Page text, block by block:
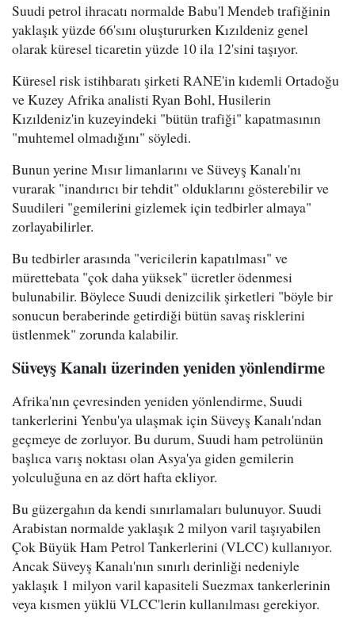
Suudi petrol ihracatı normalde Babu'l Mendeb trafiğinin
yaklaşık yüzde 66'sını oluştururken Kızıldeniz genel
olarak küresel ticaretin yüzde 10 ila 12'sini taşıyor.
Küresel risk istihbaratı şirketi RANE'in kıdemli Ortadoğu
ve Kuzey Afrika analisti Ryan Bohl, Husilerin
Kızıldeniz'in kuzeyindeki "bütün trafiği" kapatmasının
"muhtemel olmadığını" söyledi.
Bunun yerine Mısır limanlarını ve Süveyş Kanalı'nı
vurarak "inandırıcı bir tehdit" olduklarını gösterebilir ve
Suudileri "gemilerini gizlemek için tedbirler almaya"
zorlayabilirler.
Bu tedbirler arasında "vericilerin kapatılması" ve
mürettebata "çok daha yüksek" ücretler ödenmesi
bulunabilir. Böylece Suudi denizcilik şirketleri "böyle bir
sonucun beraberinde getirdiği bütün savaş risklerini
üstlenmek" zorunda kalabilir.
Süveyş Kanalı üzerinden yeniden yönlendirme
Afrika'nın çevresinden yeniden yönlendirme, Suudi
tankerlerini Yenbu'ya ulaşmak için Süveyş Kanalı'ndan
geçmeye de zorluyor. Bu durum, Suudi ham petrolünün
başlıca varış noktası olan Asya'ya giden gemilerin
yolculuğuna en az dört hafta ekliyor.
Bu güzergahın da kendi sınırlamaları bulunuyor. Suudi
Arabistan normalde yaklaşık 2 milyon varil taşıyabilen
Çok Büyük Ham Petrol Tankerlerini (VLCC) kullanıyor.
Ancak Süveyş Kanalı'nın sınırlı derinliği nedeniyle
yaklaşık 1 milyon varil kapasiteli Suezmax tankerlerinin
veya kısmen yüklü VLCC'lerin kullanılması gerekiyor.